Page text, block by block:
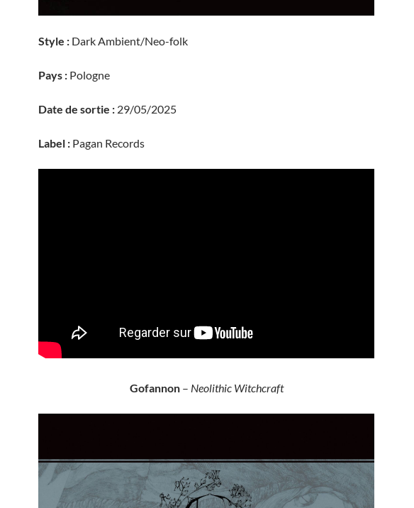
Style : Dark Ambient/Neo-folk
Pays : Pologne
Date de sortie : 29/05/2025
Label : Pagan Records
Gofannon– Neolithic Witchcraft